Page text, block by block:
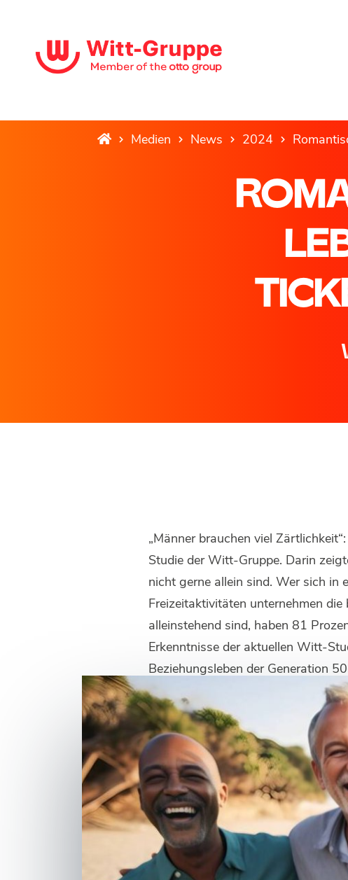
Medien News 2024
„Männer brauchen viel
Studie der Witt-Gruppe. Darin
nicht gerne allein sind. Wer sich in
Freizeitaktivitäten unternehmen
alleinstehend sind, haben 81
Erkenntnisse der aktuellen Witt-
Beziehungsleben der Generation